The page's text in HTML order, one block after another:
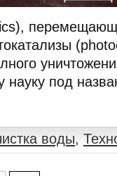
науку под
воды,